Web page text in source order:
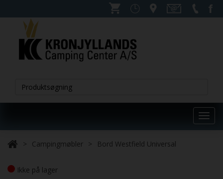
Campingmøbler Bord Westfield Universal
Ikke på lager